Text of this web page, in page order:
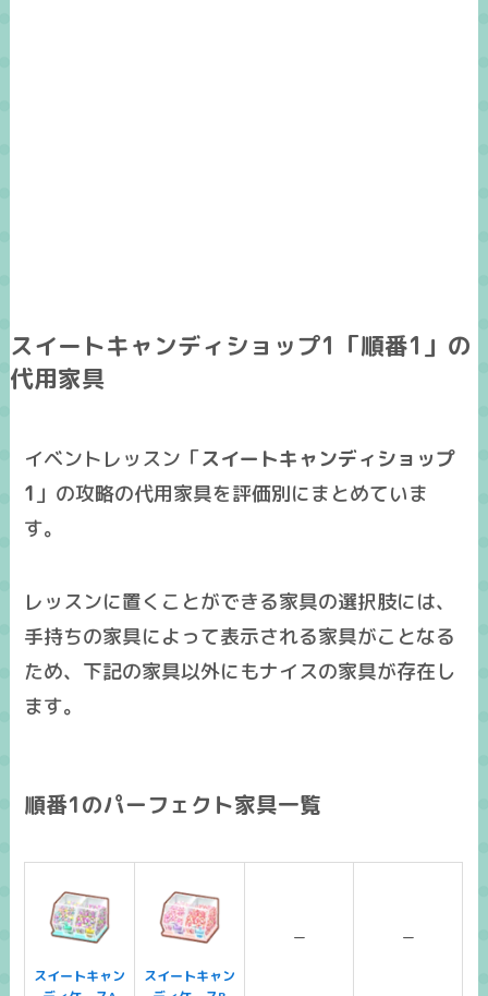
スイートキャンディショップ1「順番1」の
代用家具
イベントレッスン「スイートキャンディショップ
1 」の攻略の代用家具を評価別にまとめていま
す。
レッスンに置くことができる家具の選択肢には、
手持ちの家具によって表示される家具がことなる
ため、下記の家具以外にもナイスの家具が存在し
ます。
順番1のパーフェクト家具一覧
スイートキャン
スイートキャン
ー ー